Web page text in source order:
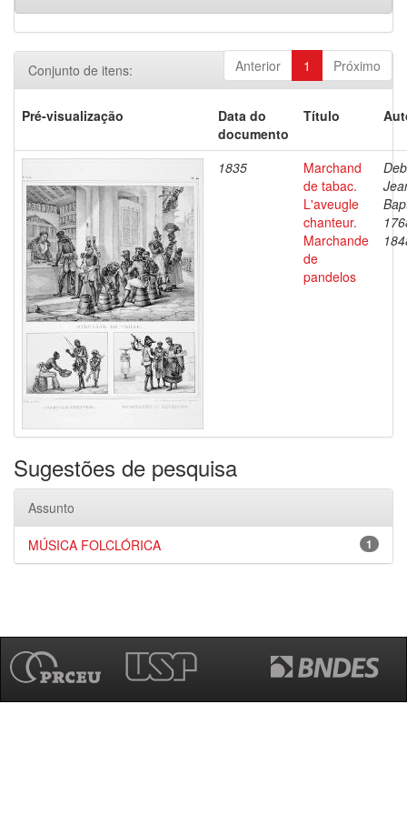
Anterior 1 Próximo
Conjunto de itens:
Pré-visualização
Data do
documento
Título
1835
Marchand
de tabac.
L'aveugle
chanteur.
Marchande
de
pandelos
Sugestões de pesquisa
Assunto
1
MÚSICA FOLCLÓRICA